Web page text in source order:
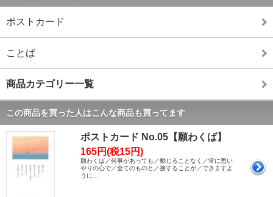
ポストカード
ことば
商品カテゴリー一覧
この商品を買った人はこんな商品も買ってます
ポストカード No.05【願わくば】
165円(税15円)
願わくば／何事があっても／動じることなく／常に思い
やりの心で／全てのものと／接することが／できますよ
うに…